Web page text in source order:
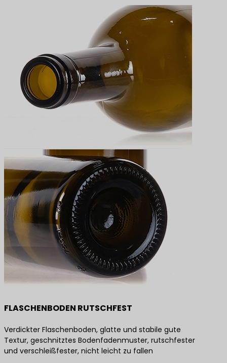
FLASCHENBODEN RUTSCHFEST
Verdickter Flaschenboden, glatte und stabile gute
Textur, geschnitztes Bodenfadenmuster, rutschfester
und verschleißfester, nicht leicht zu fallen